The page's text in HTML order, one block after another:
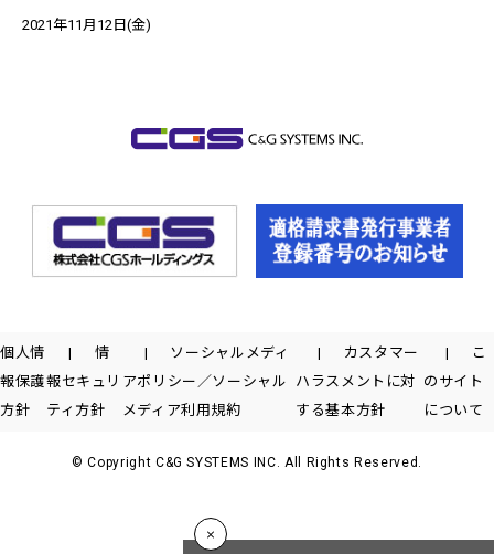
2021年11月12日(金)
個人情
報保護
方針
情
報セキュリ
ティ方針
ソーシャルメディ
アポリシー／ソーシャル
メディア利用規約
カスタマー
ハラスメントに対
する基本方針
こ
のサイト
について
© Copyright C&G SYSTEMS INC. All Rights Reserved.